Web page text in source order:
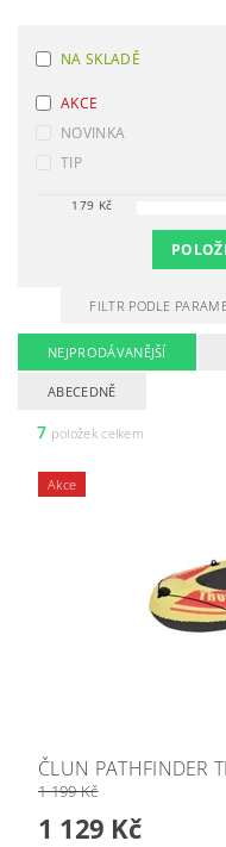
NA SKLADĚ
AKCE
NOVINKA
TIP
179 Kč
FILTR PODLE
NEJPRODÁVANĚJŠÍ
ABECEDNĚ
7 položek celkem
Akce
ČLUN PATHFINDER
1 199 Kč
1 129 Kč